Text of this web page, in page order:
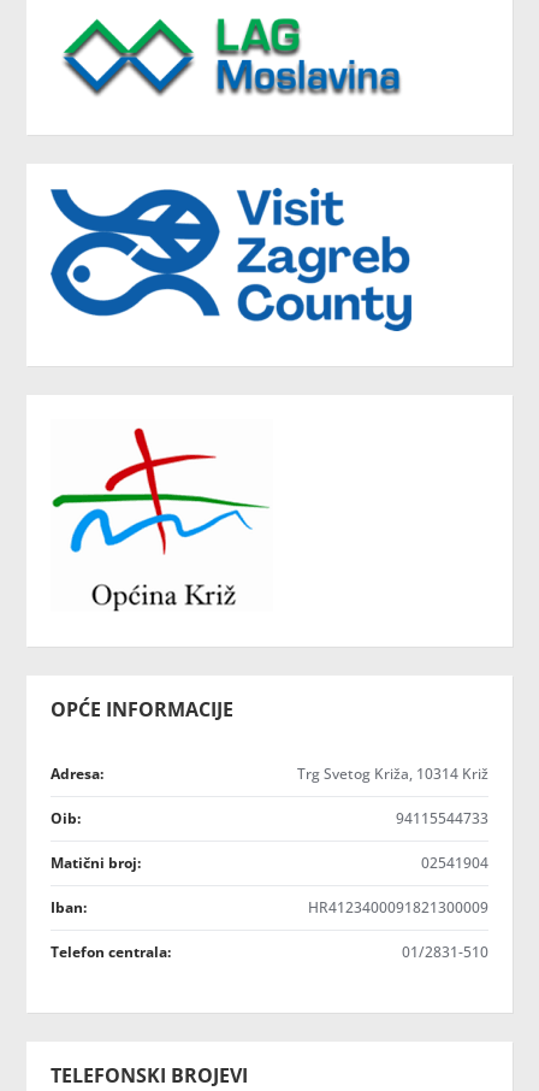
OPĆE INFORMACIJE
Adresa: Trg Svetog Križa, 10314 Križ
Oib: 94115544733
Matični broj: 02541904
Iban: HR4123400091821300009
Telefon centrala: 01/2831-510
TELEFONSKI BROJEVI